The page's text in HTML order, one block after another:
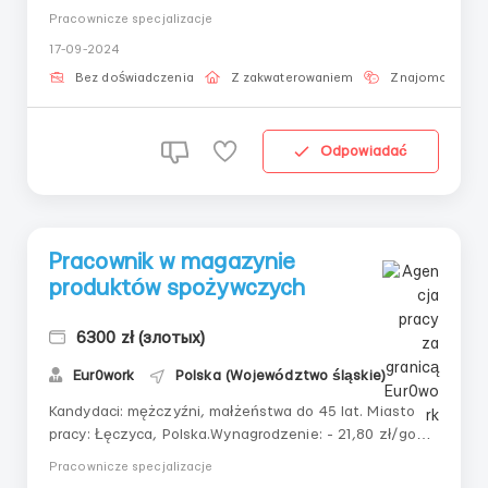
А2 комунікативний Тип умови - Umowa o Pracę
Ставка: 25....
Pracownicze specjalizacje
17-09-2024
Bez doświadczenia Z zakwaterowaniem Znajomość
Odpowiadać
Pracownik w magazynie
produktów spożywczych
6300 zł (злотых)
Eur0work Polska (Województwo śląskie)
Kandydaci: mężczyźni, małżeństwa do 45 lat. Miasto
pracy: Łęczyca, Polska.Wynagrodzenie: - 21,80 zł/godz.
Pracownicze specjalizacje